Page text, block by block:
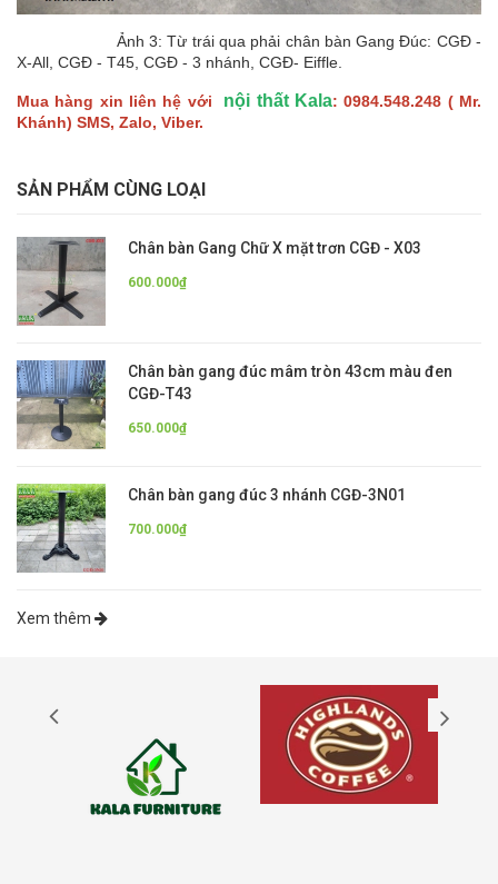
Ảnh 3: Từ trái qua phải chân bàn Gang Đúc: CGĐ -
X-All, CGĐ - T45, CGĐ - 3 nhánh, CGĐ- Eiffle.
Mua hàng xin liên hệ với nội thất Kala: 0984.548.248 ( Mr.
Khánh) SMS, Zalo, Viber.
SẢN PHẨM CÙNG LOẠI
Chân bàn Gang Chữ X mặt trơn CGĐ - X03
600.000₫
Chân bàn gang đúc mâm tròn 43cm màu đen
CGĐ-T43
650.000₫
Chân bàn gang đúc 3 nhánh CGĐ-3N01
700.000₫
Xem thêm